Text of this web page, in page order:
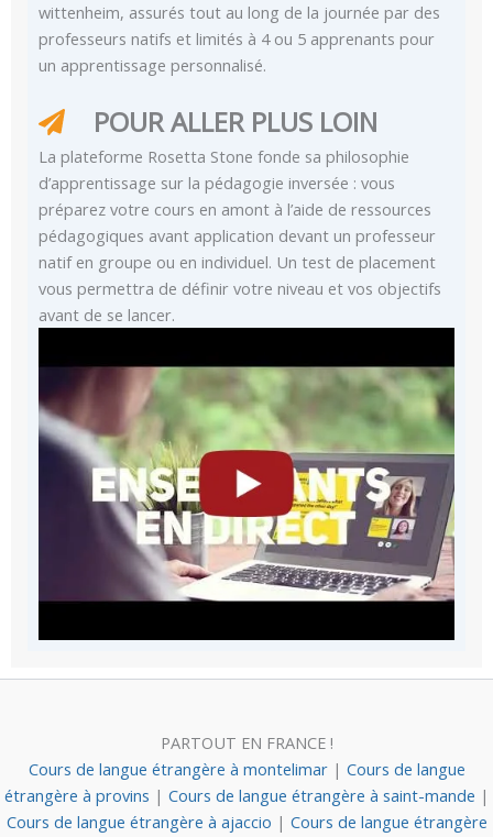
wittenheim, assurés tout au long de la journée par des
professeurs natifs et limités à 4 ou 5 apprenants pour
un apprentissage personnalisé.
POUR ALLER PLUS LOIN
La plateforme Rosetta Stone fonde sa philosophie
d’apprentissage sur la pédagogie inversée : vous
préparez votre cours en amont à l’aide de ressources
pédagogiques avant application devant un professeur
natif en groupe ou en individuel. Un test de placement
vous permettra de définir votre niveau et vos objectifs
avant de se lancer.
PARTOUT EN FRANCE !
Cours de langue étrangère à montelimar | Cours de langue
étrangère à provins | Cours de langue étrangère à saint-mande |
Cours de langue étrangère à ajaccio | Cours de langue étrangère